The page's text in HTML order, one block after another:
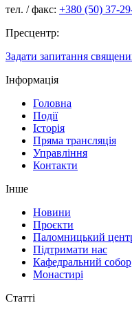
тел. / факс: +380 (50) 37-
Пресцентр:
Задати запитання
Інформація
Головна
Події
Історія
Пряма трансляція
Управління
Контакти
Інше
Новини
Проєкти
Паломницький
Підтримати нас
Кафедральний собор
Монастирі
Статті